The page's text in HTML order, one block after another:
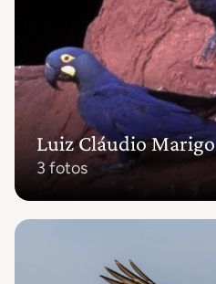
Luiz Cláudio Marigo
3 fotos